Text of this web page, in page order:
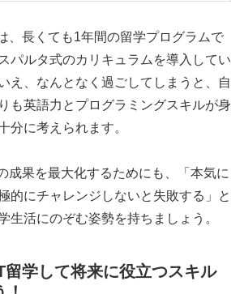
、長くても1年間の留学プログラムで
パルタ式のカリキュラムを導入してい
え、なんとなく過ごしてしまうと、自
も英語力とプログラミングスキルが身
分に考えられます。
成果を最大化するためにも、「本気に
的にチャレンジしないと失敗する」と
生活にのぞむ姿勢を持ちましょう。
留学して将来に役立つスキル